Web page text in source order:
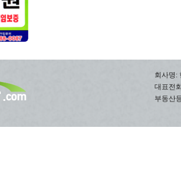
회사명:
대표전
부동산